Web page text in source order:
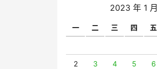
2023 年 1 月
一 二 三 四 五
2 3 4 5 6